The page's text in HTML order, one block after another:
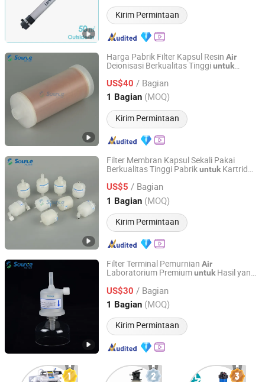
Kirim Permintaan
Harga Pabrik Filter Kapsul Resin Air
Deionisasi Berkualitas Tinggiuntuk
US$40 / Bagian
1 Bagian (MOQ)
Kirim Permintaan
Source Filter Technology (Hangzhou) Co., Ltd
Zhejiang, China Harga mulai 2025
Filter Membran Kapsul Sekali Pakai
Berkualitas Tinggi PabrikuntukKartrid
US$5 / Bagian
1 Bagian (MOQ)
Kirim Permintaan
Source Filter Technology (Hangzhou) Co., Ltd
Zhejiang, China Harga mulai 2025
Filter Terminal Pemurnian Air
Laboratorium PremiumuntukHasil yang
US$30 / Bagian
1 Bagian (MOQ)
Kirim Permintaan
Source Filter Technology (Hangzhou) Co., Ltd
Zhejiang, China Harga mulai 2025